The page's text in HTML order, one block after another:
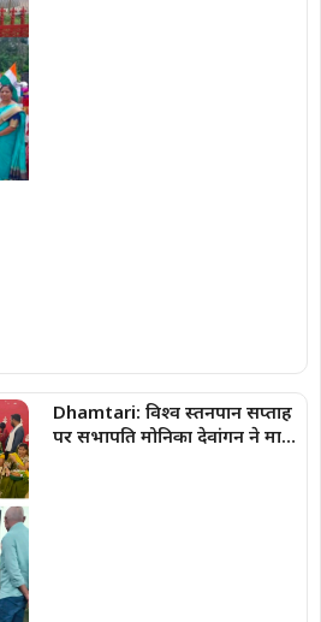
Dhamtari: विश्व स्तनपान सप्ताह
पर सभापति मोनिका देवांगन ने मातृ